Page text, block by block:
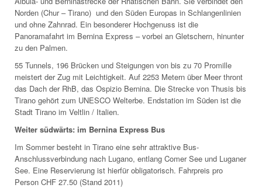
Norden (Chur – Tirano) und den Süden Europas in Schlangenlinien
und ohne Zahnrad. Ein besonderer Hochgenuss ist die
Panoramafahrt im Bernina Express – vorbei an Gletschern, hinunter
zu den Palmen.
55 Tunnels, 196 Brücken und Steigungen von bis zu 70 Promille
meistert der Zug mit Leichtigkeit. Auf 2253 Metern über Meer thront
das Dach der RhB, das Ospizio Bernina. Die Strecke von Thusis bis
Tirano gehört zum UNESCO Welterbe. Endstation im Süden ist die
Stadt Tirano im Veltlin / Italien.
Weiter südwärts: im Bernina Express Bus
Im Sommer besteht in Tirano eine sehr attraktive Bus-
Anschlussverbindung nach Lugano, entlang Comer See und Luganer
See. Eine Reservierung ist hierfür obligatorisch. Fahrpreis pro
Person CHF 27.50 (Stand 2011)